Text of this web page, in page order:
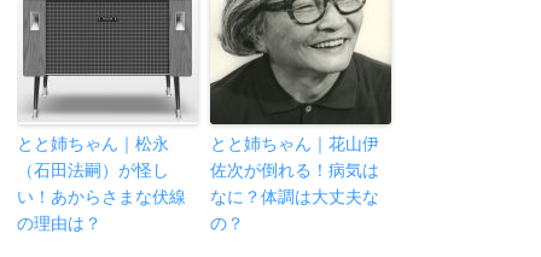
とと姉ちゃん｜松永
（石田法嗣）が怪し
い！あからさまな伏線
の理由は？
とと姉ちゃん｜花山伊
佐次が倒れる！病気は
なに？体調は大丈夫な
の？